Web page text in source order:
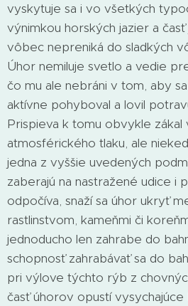
vyskytuje sa i vo všetkých
výnimkou horských jazier a
vôbec nepreniká do sladkých
Úhor nemiluje svetlo a vedie
čo mu ale nebráni v tom, aby
aktívne pohyboval a lovil
Prispieva k tomu obvykle zákal
atmosférického tlaku, ale
jedna z vyššie uvedených
zaberajú na nastražené udice i
odpočíva, snaží sa úhor ukryť
rastlinstvom, kameňmi či
jednoducho len zahrabe do
schopnosť zahrabávať sa do
pri výlove týchto rýb z
časť úhorov opustí